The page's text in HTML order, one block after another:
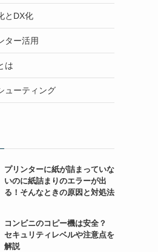
とDX化
ター活用
は
ューティング
プリンターに紙が詰まっていな
いのに紙詰まりのエラーが出
る！そんなときの原因と対処法
コンビニのコピー機は安全？
セキュリティレベルや注意点を
解説